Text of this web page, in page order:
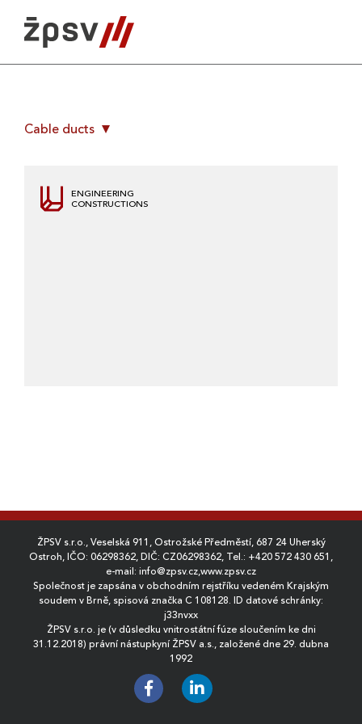
content
Cable ducts
ENGINEERING
CONSTRUCTIONS
ŽPSV s.r.o., Veselská 911, Ostrožské Předměstí, 687 24 Uherský
Ostroh, IČO: 06298362, DIČ: CZ06298362, Tel.: +420 572 430 651 ,
e-mail: info@zpsv.cz,www.zpsv.cz
Společnost je zapsána v obchodním rejstříku vedeném Krajským
soudem v Brně, spisová značka C 108128. ID datové schránky:
j33nvxx
ŽPSV s.r.o. je (v důsledku vnitrostátní fúze sloučením ke dni
31.12.2018) právní nástupkyní ŽPSV a.s., založené dne 29. dubna
1992